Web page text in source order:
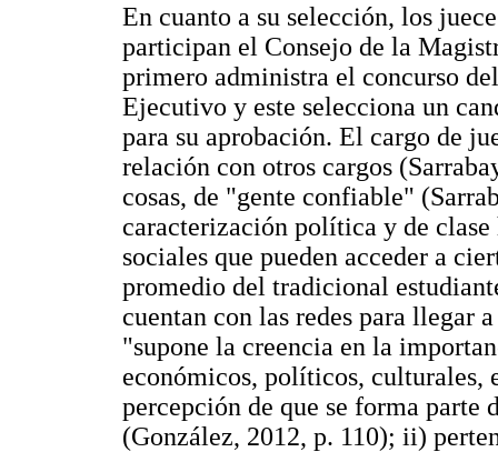
En cuanto a su selección, los
participan el Consejo de la
primero administra el concurso
Ejecutivo y este selecciona un
para su aprobación. El cargo de
relación con otros cargos
cosas, de "gente confiable"
caracterización política y de
sociales que pueden acceder a
promedio del tradicional
cuentan con las redes para
"supone la creencia en la
económicos, políticos, culturales,
percepción de que se forma parte
(González, 2012, p. 110); ii)